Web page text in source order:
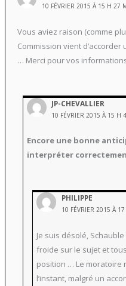
10 FÉVRIER 2015 À 15 H 27
Vous aviez raison (comme
Commission vient
… Merci pour vos
JP-CHEVALLIER
10 FÉVRIER 2015 À 15 H
Encore une bonne
interpréter
PHILIPPE
10 FÉVRIER 2015 À
Je suis désolé,
froide sur le sujet et
position … Le moratoire
l’instant, malgré un